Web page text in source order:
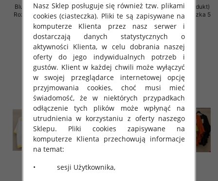
Bluzki damskie (Włoskie produkt)
Roz Standard, Mix Kolor Paczka 5
szt
29.00 zł
szczegóły
Bluzki damskie (Włoskie produkt)
Roz Standard, Mix Kolor Paczka 5
26.00 zł
szczegóły
Nasz Sklep posługuje się również tzw. plikami
cookies (ciasteczka). Pliki te są zapisywane na
komputerze Klienta przez nasz serwer i
dostarczają danych statystycznych o
aktywności Klienta, w celu dobrania naszej
oferty do jego indywidualnych potrzeb i
gustów. Klient w każdej chwili może wyłączyć
w swojej przeglądarce internetowej opcję
przyjmowania cookies, choć musi mieć
świadomość, że w niektórych przypadkach
odłączenie tych plików może wpłynąć na
utrudnienia w korzystaniu z oferty naszego
Sklepu. Pliki cookies zapisywane na
komputerze Klienta przechowują informacje
na temat:
• sesji Użytkownika,